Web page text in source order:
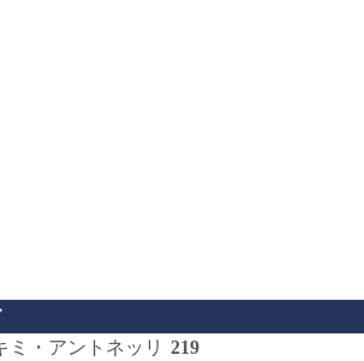
ミ・アントネッリ 219